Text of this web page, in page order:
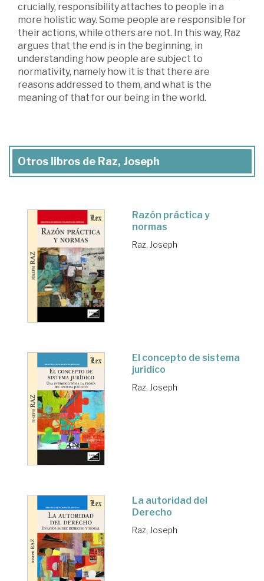
crucially, responsibility attaches to people in a
more holistic way. Some people are responsible for
their actions, while others are not. In this way, Raz
argues that the end is in the beginning, in
understanding how people are subject to
normativity, namely how it is that there are
reasons addressed to them, and what is the
meaning of that for our being in the world.
Otros libros de Raz, Joseph
Razón práctica y
normas
Raz, Joseph
El concepto de sistema
jurídico
Raz, Joseph
La autoridad del
Derecho
Raz, Joseph